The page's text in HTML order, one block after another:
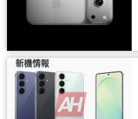
新機情報